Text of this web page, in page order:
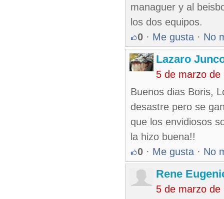
managuer y al
los dos equipos.
0 · Me gusta · No
Lazaro
5 de marzo de
Buenos dias Boris,
desastre pero se
que los envidiosos
la hizo buena!!
0 · Me gusta · No
Rene
5 de marzo de